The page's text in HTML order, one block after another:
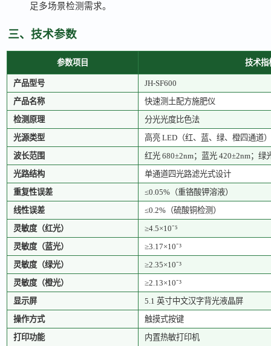
足多场景检测需求。
三、技术参数
参数项目 技术指
产品型号
JH-SF600
产品名称
快速测土配方施肥仪
检测原理
分光光度比色法
光源类型
高亮LED（红、蓝、绿、橙四通道）
波长范围
红光680±2nm；蓝光 420±2nm；绿
光路结构
单通道四光路滤光式设计
重复性误差
≤0.05%（重铬酸钾溶液）
线性误差
≤0.2%（硫酸铜检测）
灵敏度（红光）
≥4.5×10⁻⁵
灵敏度（蓝光）
≥3.17×10⁻³
灵敏度（绿光）
≥2.35×10⁻³
灵敏度（橙光）
≥2.13×10⁻³
显示屏
5.1 英寸中文汉字背光液晶屏
操作方式
触摸式按键
打印功能
内置热敏打印机